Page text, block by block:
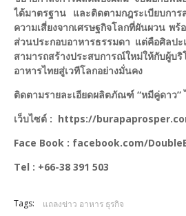
ได้มาตรฐาน และติดตามกฎระเบียบการ
ความเสี่ยงจากเศรษฐกิจโลกที่ผันผวน พ
ส่วนประกอบอาหารธรรมดา แต่คือ
สามารถสร้างประสบการณ์ใหม่ให้กับผู้
อาหารไทยสู่เวทีโลกอย่างมั่นคง
ติดตามรายละเอียดผลิตภัณฑ์ “หมีคู่ดาว”
เว็บไซต์ : https://
Face Book : facebook.com/
Tel : +66-38 391 503
Tags: แถลงข่าว อาหาร ธุรกิจ